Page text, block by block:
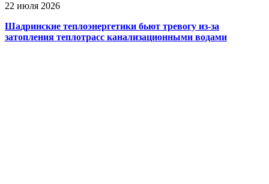
22 июля 2026
Шадринские теплоэнергетики бьют тревогу из-за
затопления теплотрасс канализационными водами